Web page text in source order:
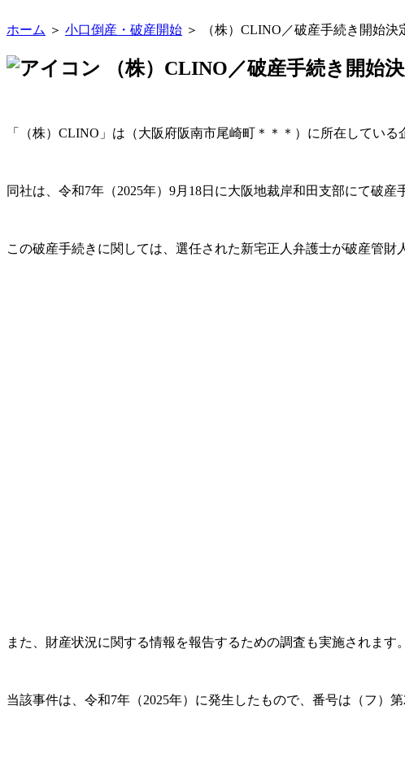
ホーム ＞ 小口倒産・破産開始 ＞ （株）CLINO／破産手続き開始
（株）CLINO／破産手続き開始
「（株）CLINO」は（大阪府阪南市尾崎町＊＊＊）に所在している
同社は、令和7年（2025年）9月18日に大阪地裁岸和田支部にて破産
この破産手続きに関しては、選任された新宅正人弁護士が破産管財
また、財産状況に関する情報を報告するための調査も実施されま
当該事件は、令和7年（2025年）に発生したもので、番号は（フ）第